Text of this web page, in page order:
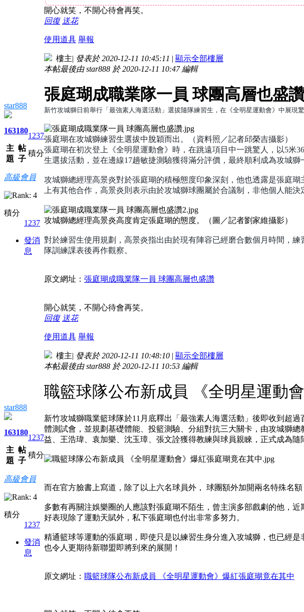
開心就笑，不開心待會再笑。
回復 送花
使用道具 舉報
star888
163
主
題
180
帖
子
1237
積分
高級會員
積分
1237
發消
息
樓主| 發表於 2020-12-11 10:45:11 | 顯示全部樓層
本帖最後由 star888 於 2020-12-11 10:47 編輯
張庭瑚成職業隊一員 球團高層也盛讚
新竹攻城獅日前舉行「最強素人海選活動」選拔隨隊練習生，在《全明星運動會》中展現
張庭瑚在攻城獅練習生選拔中脫穎而出。（資料照／記者邱榮吉攝影）
張庭瑚在初次登上《全明星運動會》時，在跳遠項目中一跳驚人，以5米
生選拔活動，並在邊線17趟敏捷測驗獲得滿分評價，最終順利成為攻城獅
攻城獅總經理高景炎對於張庭瑚的積極態度印象深刻，他也透露是張庭
上有其他合作，高景炎則表示由於攻城獅球團屬於合議制，非他個人能決
攻城獅總經理高景炎高度肯定張庭瑚的態度。（圖／記者劉家維攝影）
對於練習生使用規劃，高景炎指出由於現有陣容已經磨合數個月時間，
隊訓練課表後再作觀察。
原文網址： 張庭瑚成職業隊一員 球團高層也盛讚
開心就笑，不開心待會再笑。
回復 送花
使用道具 舉報
star888
163
主
題
180
帖
子
1237
積分
高級會員
積分
1237
發消
息
樓主| 發表於 2020-12-11 10:48:10 | 顯示全部樓層
本帖最後由 star888 於 2020-12-11 10:53 編輯
職籃球隊公布新成員 《全明星運動
新竹攻城獅職業籃球隊於11月底釋出「最強素人海選活動」後即收到超
體測試會，並規劃基礎體能、投籃測驗、分組對抗三大關卡，由攻城獅
益、王浩瑋、袁加樂、沈玉璋、張文詮獲得教練與球員親睞，正式成為隨
而在官方臉書上寫道，除了以上六名球員外， 球團額外加開兩名特殊名
多數有再關注娛樂圈的人應該對張庭瑚不陌生，曾主演多部戲劇的他，
好表現除了運動天賦外，私下張庭瑚也付出非常多努力。
精通籃球等運動的張庭瑚，即使只是以練習生身分進入攻城獅，也已經
也令人更期待新聯盟即將到來的展開！
原文網址： 職籃球隊公布新成員 《全明星運動會》爆紅張庭瑚竟在其中